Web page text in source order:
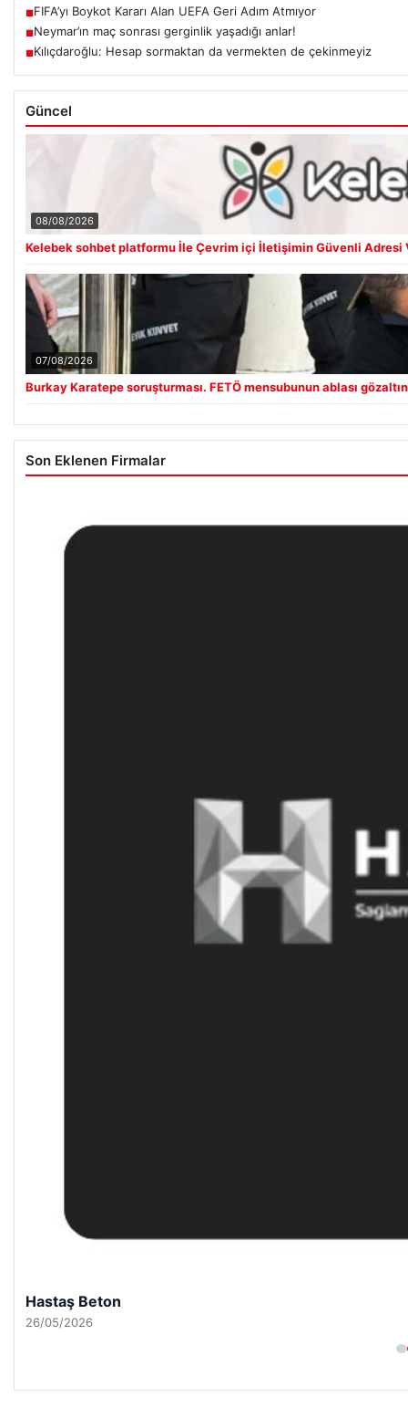
■FIFA’yı Boykot Kararı Alan UEFA Geri Adım Atmıyor
■Neymar’ın maç sonrası gerginlik yaşadığı anlar!
■Kılıçdaroğlu: Hesap sormaktan da vermekten de çekinmeyiz
Güncel
08/08/2026
Kelebek sohbet platformu İle Çevrim içi İletişimin Güvenli Adresi
07/08/2026
Burkay Karatepe soruşturması. FETÖ mensubunun ablası
Son Eklenen Firmalar
Hastaş Beton
26/05/2026